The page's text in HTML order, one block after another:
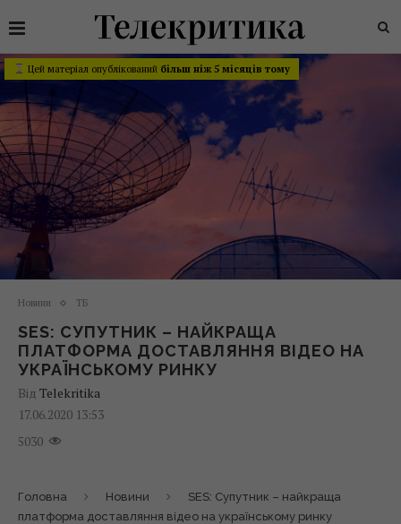
Цей матеріал опублікований більш ніж 5 місяців тому
Новини ТБ
SES: СУПУТНИК – НАЙКРАЩА
ПЛАТФОРМА ДОСТАВЛЯННЯ ВІДЕО НА
УКРАЇНСЬКОМУ РИНКУ
Від Telekritika
17.06.2020 13:53
5030
Головна Новини
SES: Супутник – найкраща
платформа доставляння відео на українському ринку